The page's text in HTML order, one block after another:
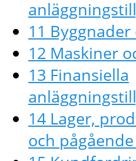
11
12 Maskiner
13 Finansiella
14 Lager,
och